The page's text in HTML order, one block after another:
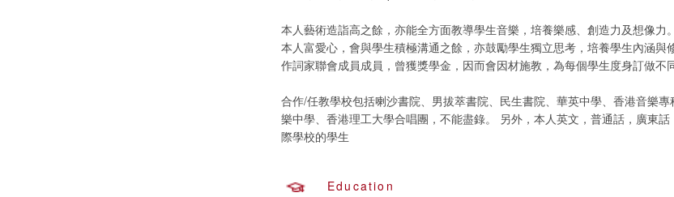
本人藝術造詣高之餘，亦能全方面教導學生音樂，培養樂感、創造力及想像力。
本人富愛心，會與學生積極溝通之餘，亦鼓勵學生獨立思考，培養學生內涵與
作詞家聯會成員成員，曾獲獎學金，因而會因材施教，為每個學生度身訂做不
合作/任教學校包括喇沙書院、男拔萃書院、民生書院、華英中學、香港音樂
樂中學、香港理工大學合唱團，不能盡錄。 另外，本人英文，普通話，廣東
際學校的學生
Education